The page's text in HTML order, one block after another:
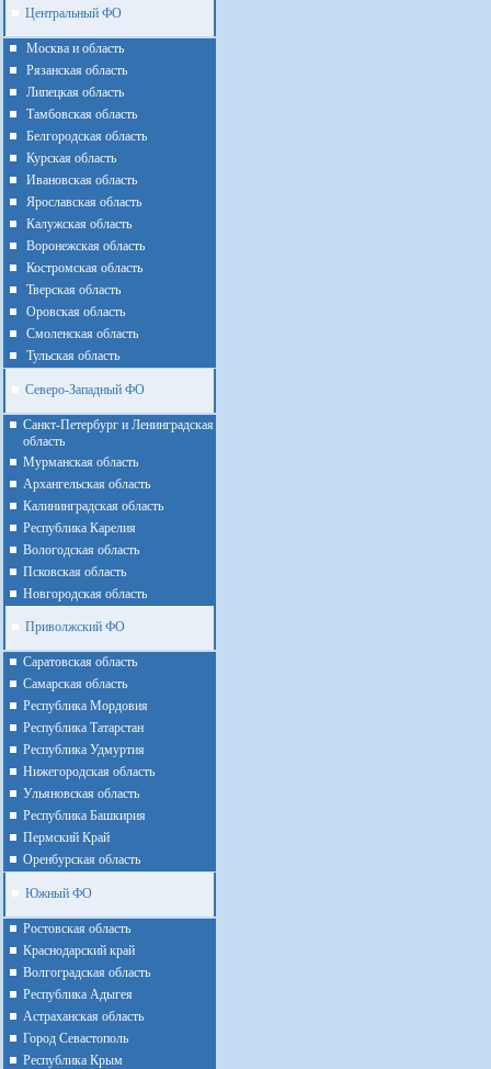
Центральный ФО
Москва и область
Рязанская область
Липецкая область
Тамбовская область
Белгородская область
Курская область
Ивановская область
Ярославская область
Калужская область
Воронежская область
Костромская область
Тверская область
Оровская область
Смоленская область
Тульская область
Северо-Западный ФО
Санкт-Петербург и Ленинградская
область
Мурманская область
Архангельская область
Калининградская область
Республика Карелия
Вологодская область
Псковская область
Новгородская область
Приволжский ФО
Cаратовская область
Cамарская область
Республика Мордовия
Республика Татарстан
Республика Удмуртия
Нижегородская область
Ульяновская область
Республика Башкирия
Пермский Край
Оренбурская область
Южный ФО
Ростовская область
Краснодарский край
Волгоградская область
Республика Адыгея
Астраханская область
Город Севастополь
Республика Крым